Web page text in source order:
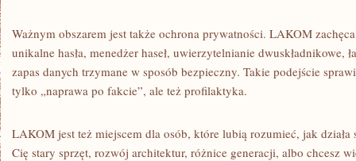
Ważnym obszarem jest także ochrona prywatności. LAKOM
unikalne hasła, menedżer haseł, uwierzytelnianie dwuskładnikowe,
zapas danych trzymane w sposób bezpieczny. Takie podejście
tylko „naprawa po fakcie”, ale też profilaktyka.
LAKOM jest też miejscem dla osób, które lubią rozumieć, jak działa
Cię stary sprzęt, rozwój architektur, różnice generacji, albo chcesz